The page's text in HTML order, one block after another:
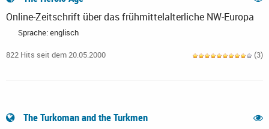
Online-Zeitschrift über das frühmittelalterliche NW-Europa
Sprache: englisch
822 Hits seit dem 20.05.2000 (3)
The Turkoman and the Turkmen